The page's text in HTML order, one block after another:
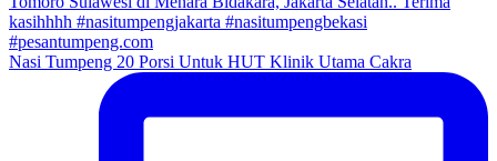
Nasi Tumpeng 20 Porsi Untuk HUT Klinik Utama Cakra